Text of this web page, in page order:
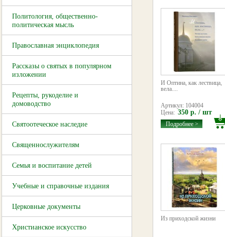
Политология, общественно-
политическая мысль
Православная энциклопедия
Рассказы о святых в популярном
изложении
Рецепты, рукоделие и
домоводство
Святоотеческое наследие
Священнослужителям
Семья и воспитание детей
Учебные и справочные издания
Церковные документы
Христианское искусство
И Оптина, как лествица,
вела....
Артикул: 104004
Цена: 350 р. / шт
Подробнее >
Из приходской жизни